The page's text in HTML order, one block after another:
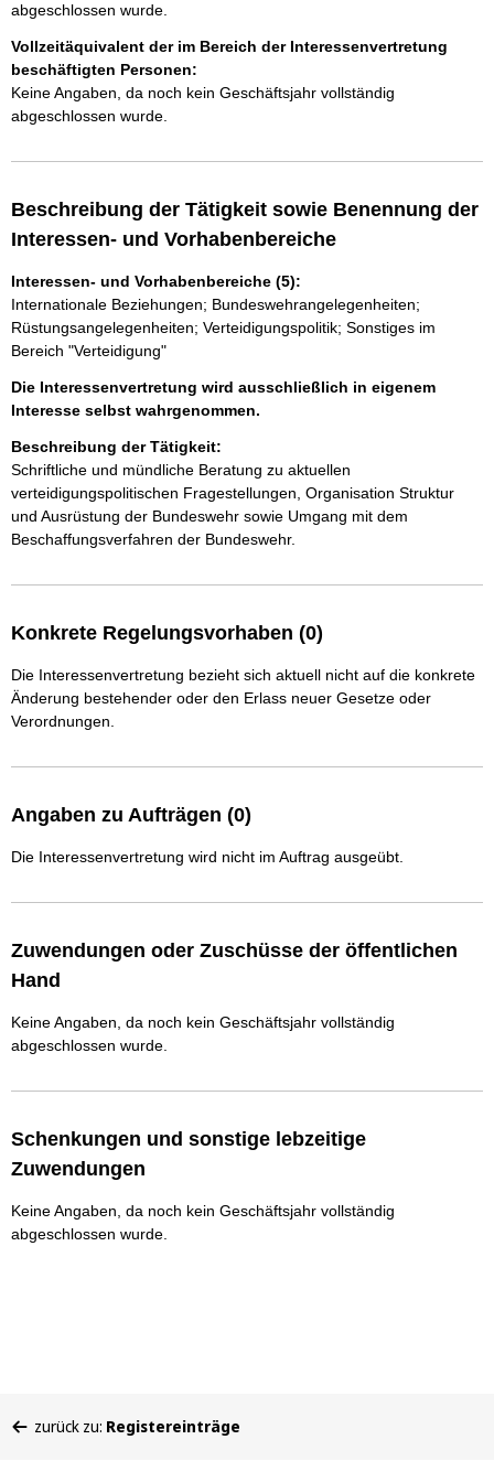
abgeschlossen wurde.
Vollzeitäquivalent der im Bereich der Interessenvertretung
beschäftigten Personen:
Keine Angaben, da noch kein Geschäftsjahr vollständig
abgeschlossen wurde.
Beschreibung der Tätigkeit sowie Benennung der
Interessen- und Vorhabenbereiche
Interessen- und Vorhabenbereiche (5):
Internationale Beziehungen; Bundeswehrangelegenheiten;
Rüstungsangelegenheiten; Verteidigungspolitik; Sonstiges im
Bereich "Verteidigung"
Die Interessenvertretung wird ausschließlich in eigenem
Interesse selbst wahrgenommen.
Beschreibung der Tätigkeit:
Schriftliche und mündliche Beratung zu aktuellen
verteidigungspolitischen Fragestellungen, Organisation Struktur
und Ausrüstung der Bundeswehr sowie Umgang mit dem
Konkrete Regelungsvorhaben (0)
Die Interessenvertretung bezieht sich aktuell nicht auf die konkrete
Änderung bestehender oder den Erlass neuer Gesetze oder
Verordnungen.
Angaben zu Aufträgen (0)
Die Interessenvertretung wird nicht im Auftrag ausgeübt.
Zuwendungen oder Zuschüsse der öffentlichen
Hand
Keine Angaben, da noch kein Geschäftsjahr vollständig
abgeschlossen wurde.
Schenkungen und sonstige lebzeitige
Zuwendungen
Keine Angaben, da noch kein Geschäftsjahr vollständig
abgeschlossen wurde.
befinden
zurück zu: Registereinträge